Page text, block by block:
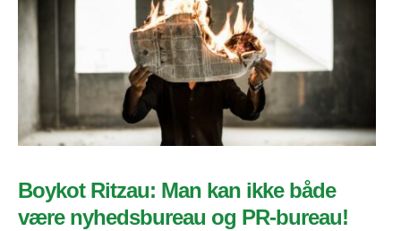
Boykot Ritzau: Man kan ikke både
være nyhedsbureau og PR-bureau!